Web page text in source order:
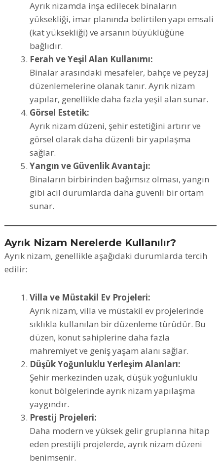
Ayrık nizamda inşa edilecek binaların
yüksekliği, imar planında belirtilen yapı emsali
(kat yüksekliği) ve arsanın büyüklüğüne
bağlıdır.
Ferah ve Yeşil Alan Kullanımı:
Binalar arasındaki mesafeler, bahçe ve peyzaj
düzenlemelerine olanak tanır. Ayrık nizam
yapılar, genellikle daha fazla yeşil alan sunar.
Görsel Estetik:
Ayrık nizam düzeni, şehir estetiğini artırır ve
görsel olarak daha düzenli bir yapılaşma
sağlar.
Yangın ve Güvenlik Avantajı:
Binaların birbirinden bağımsız olması, yangın
gibi acil durumlarda daha güvenli bir ortam
sunar.
Ayrık Nizam Nerelerde Kullanılır?
Ayrık nizam, genellikle aşağıdaki durumlarda tercih
edilir:
Villa ve Müstakil Ev Projeleri:
Ayrık nizam, villa ve müstakil ev projelerinde
sıklıkla kullanılan bir düzenleme türüdür. Bu
düzen, konut sahiplerine daha fazla
mahremiyet ve geniş yaşam alanı sağlar.
Düşük Yoğunluklu Yerleşim Alanları:
Şehir merkezinden uzak, düşük yoğunluklu
konut bölgelerinde ayrık nizam yapılaşma
yaygındır.
Prestij Projeleri:
Daha modern ve yüksek gelir gruplarına hitap
eden prestijli projelerde, ayrık nizam düzeni
benimsenir.